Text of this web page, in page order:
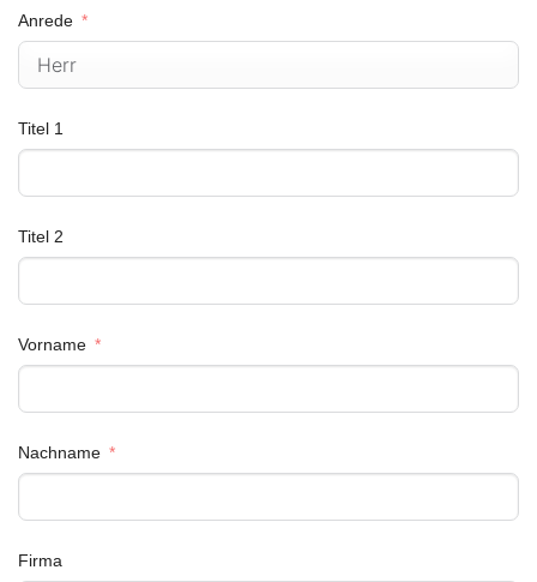
Anrede
Titel 1
Titel 2
Vorname
Nachname
Firma